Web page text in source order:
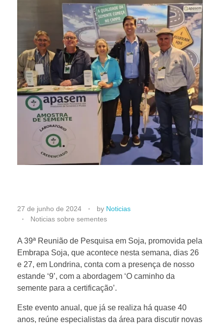
A
p
a
s
e
27 de junho de 2024 by Noticias
Noticias sobre sementes
A 39ª Reunião de Pesquisa em Soja, promovida pela
Embrapa Soja, que acontece nesta semana, dias 26
e 27, em Londrina, conta com a presença de nosso
estande ‘9’, com a abordagem ‘O caminho da
semente para a certificação’.
Este evento anual, que já se realiza há quase 40
anos, reúne especialistas da área para discutir novas